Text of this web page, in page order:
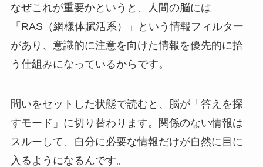
なぜこれが重要かというと、人間の脳には
「RAS（網様体賦活系）」という情報フィルター
があり、意識的に注意を向けた情報を優先的に拾
う仕組みになっているからです。
問いをセットした状態で読むと、脳が「答えを探
すモード」に切り替わります。関係のない情報は
スルーして、自分に必要な情報だけが自然に目に
入るようになるんです。